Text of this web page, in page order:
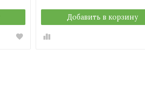
Добавить в корзину